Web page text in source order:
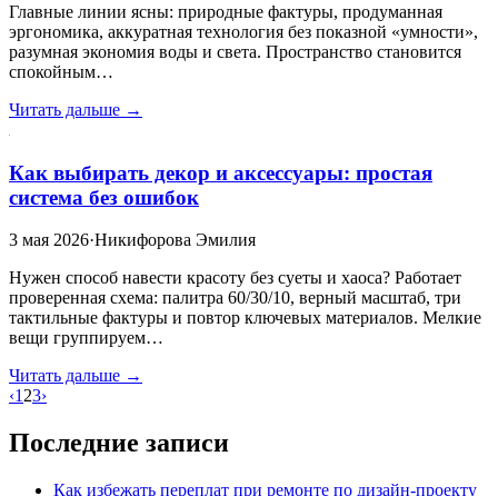
Главные линии ясны: природные фактуры, продуманная
эргономика, аккуратная технология без показной «умности»,
разумная экономия воды и света. Пространство становится
спокойным…
Читать дальше →
Как выбирать декор и аксессуары: простая
система без ошибок
3 мая 2026·Никифорова Эмилия
Нужен способ навести красоту без суеты и хаоса? Работает
проверенная схема: палитра 60/30/10, верный масштаб, три
тактильные фактуры и повтор ключевых материалов. Мелкие
вещи группируем…
Читать дальше →
‹1 23›
Последние записи
Как избежать переплат при ремонте по дизайн‑проекту